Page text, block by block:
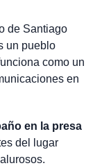
de Santiago
un pueblo
como un
en
en la presa
del lugar